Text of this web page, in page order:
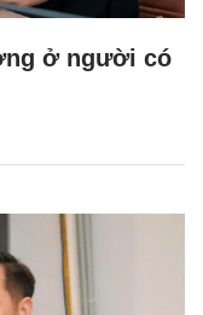
ở người có